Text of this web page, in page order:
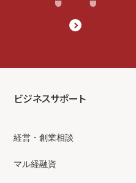
ビジネスサポート
経営・創業相談
マル経融資